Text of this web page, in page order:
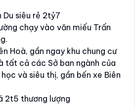
Du siêu rẻ 2tỷ7
chạy vào văn miếu Trấn
Hoà, gần ngay khu chung cư
tất cả các Sở ban ngành của
và siêu thị, gần bến xe Biên
2t5 thương lượng